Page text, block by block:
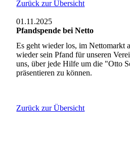
Zurück zur Übersicht
01.11.2025
Pfandspende bei Netto
Es geht wieder los, im Nettomarkt
wieder sein Pfand für unseren
uns, über jede Hilfe um die "Otto
präsentieren zu können.
Zurück zur Übersicht